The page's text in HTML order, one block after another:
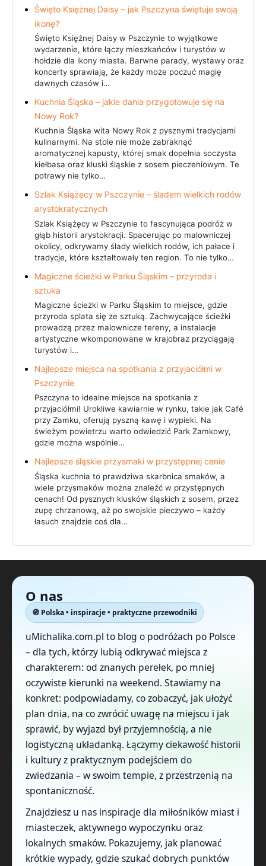
Święto Księżnej Daisy – jak Pszczyna świętuje swoją
ikonę?
Święto Księżnej Daisy w Pszczynie to wyjątkowe
wydarzenie, które łączy mieszkańców i turystów w
hołdzie dla ikony miasta. Barwne parady, wystawy oraz
koncerty sprawiają, że każdy może poczuć magię
dawnych czasów i…
Kuchnia Śląska – jakie dania przygotowuje się na
Nowy Rok?
Kuchnia Śląska wita Nowy Rok z pysznymi tradycjami
kulinarnymi. Na stole nie może zabraknąć
aromatycznej kapusty, której smak dopełnia soczysta
kiełbasa oraz kluski śląskie z sosem pieczeniowym. Te
potrawy nie tylko…
Szlak Książęcy w Pszczynie – śladem wielkich rodów
arystokratycznych
Szlak Książęcy w Pszczynie to fascynująca podróż w
głąb historii arystokracji. Spacerując po malowniczej
okolicy, odkrywamy ślady wielkich rodów, ich pałace i
tradycje, które kształtowały ten region. To nie tylko…
Magiczne ścieżki w Parku Śląskim – przyroda i
sztuka
Magiczne ścieżki w Parku Śląskim to miejsce, gdzie
przyroda splata się ze sztuką. Zachwycające ścieżki
prowadzą przez malownicze tereny, a instalacje
artystyczne wkomponowane w krajobraz przyciągają
turystów i…
Najlepsze miejsca na spotkania z przyjaciółmi w
Pszczynie
Pszczyna to idealne miejsce na spotkania z
przyjaciółmi! Urokliwe kawiarnie w rynku, takie jak Café
przy Zamku, oferują pyszną kawę i wypieki. Na
świeżym powietrzu warto odwiedzić Park Zamkowy,
gdzie można wspólnie…
Najlepsze śląskie przysmaki w przystępnej cenie
Śląska kuchnia to prawdziwa skarbnica smaków, a
wiele przysmaków można znaleźć w przystępnych
cenach! Od pysznych klusków śląskich z sosem, przez
zupę chrzanową, aż po swojskie pieczywo – każdy
łasuch znajdzie coś dla…
O nas
🧭 Polska • inspiracje • praktyczne przewodniki
uMichalika.com.pl to blog o podróżach po Polsce
– dla tych, którzy lubią odkrywać miejsca z
charakterem: od znanych perełek, po mniej
oczywiste kierunki na weekend. Stawiamy na
konkret: podpowiadamy, co zobaczyć, jak ułożyć
plan dnia, na co zwrócić uwagę na miejscu i jak
sprawić, by wyjazd był przyjemnością, a nie
logistyczną układanką. Łączymy ciekawość historii
i kultury z praktycznym podejściem do
zwiedzania – w swoim tempie, z przestrzenią na
spontaniczność.
Znajdziesz u nas inspiracje dla miłośników miast i
miasteczek, aktywnego wypoczynku oraz
lokalnych smaków. Pokazujemy, jak planować
krótkie wypady, gdzie szukać dobrych punktów